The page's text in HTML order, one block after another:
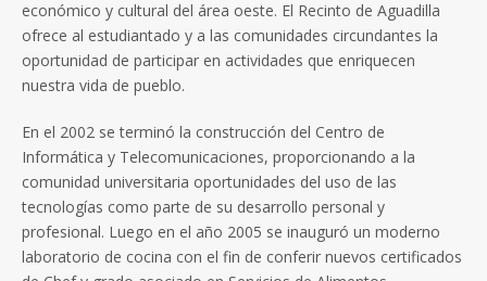
económico y cultural del área oeste. El Recinto de Aguadilla
ofrece al estudiantado y a las comunidades circundantes la
oportunidad de participar en actividades que enriquecen
nuestra vida de pueblo.
En el 2002 se terminó la construcción del Centro de
Informática y Telecomunicaciones, proporcionando a la
comunidad universitaria oportunidades del uso de las
tecnologías como parte de su desarrollo personal y
profesional. Luego en el año 2005 se inauguró un moderno
laboratorio de cocina con el fin de conferir nuevos certificados